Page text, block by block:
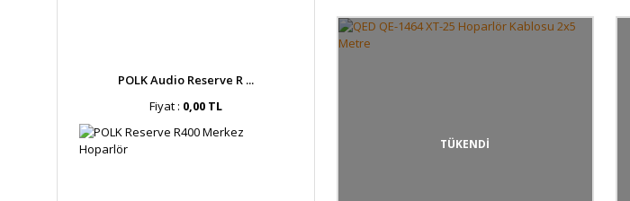
POLK Audio Reserve R ...
Fiyat : 0,00 TL
TÜKENDİ